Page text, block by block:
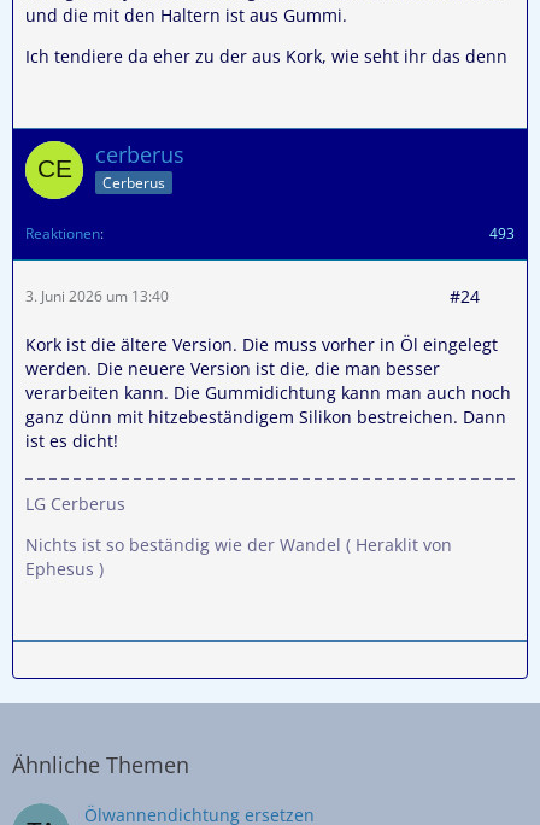
und die mit den Haltern ist aus Gummi.
Ich tendiere da eher zu der aus Kork, wie seht ihr das denn
cerberus
Cerberus
Reaktionen 493
3. Juni 2026 um 13:40 #24
Kork ist die ältere Version. Die muss vorher in Öl eingelegt
werden. Die neuere Version ist die, die man besser
verarbeiten kann. Die Gummidichtung kann man auch noch
ganz dünn mit hitzebeständigem Silikon bestreichen. Dann
ist es dicht!
LG Cerberus
Nichts ist so beständig wie der Wandel ( Heraklit von
Ephesus )
Ähnliche Themen
Ölwannendichtung ersetzen